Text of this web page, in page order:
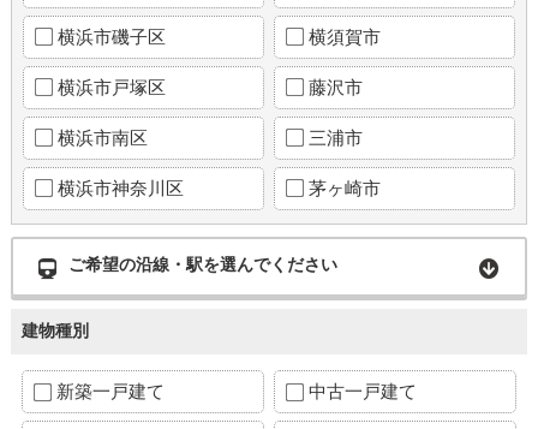
横浜市磯子区 横須賀市
横浜市戸塚区 藤沢市
横浜市南区 三浦市
横浜市神奈川区 茅ヶ崎市
ご希望の沿線・駅を選んでください
建物種別
新築一戸建て 中古一戸建て